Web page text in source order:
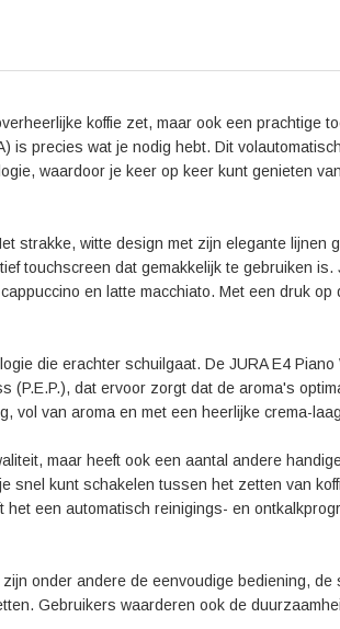
bediening zorgt dit apparaat voor de ultieme
Piano White (EA) en laat je verrassen door
koffie zet, maar ook een prachtige
is precies wat je nodig hebt. Dit
waardoor je keer op keer kunt genieten
strakke, witte design met zijn elegante lijnen
touchscreen dat gemakkelijk te gebruiken is.
en latte macchiato. Met een druk op
die erachter schuilgaat. De JURA E4 Piano
dat ervoor zorgt dat de aroma's
vol van aroma en met een heerlijke crema-
maar heeft ook een aantal andere
snel kunt schakelen tussen het zetten van
een automatisch reinigings- en
onder andere de eenvoudige bediening, de
Gebruikers waarderen ook de